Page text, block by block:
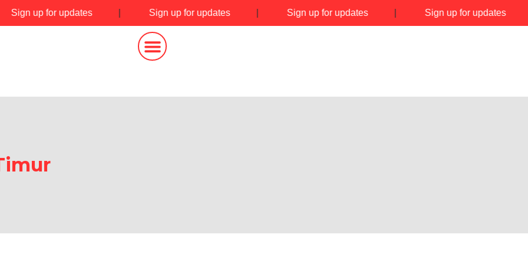
Sign up for updates| Sign up for updates| Sign up for updates| Sign up for updates